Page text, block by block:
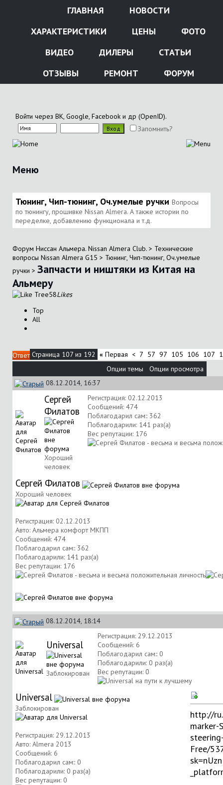
ГЛАВНАЯ
НОВОСТИ
ХАРАКТЕРИСТИКИ
ЦЕНЫ
ФОТО
ВИДЕО
ДИЛЕРЫ
СТАТЬИ
ОТЗЫВЫ
РЕМОНТ ФОРУМ
Войти через ВК, Google, Facebook и др (OpenID).
Запомнить?
Меню
Тюнинг, Чип-тюнинг, Оч.умелые ручки Вопросы
по тюнингу, прошивке Nissan Almera. А также истории по
переделке, добавлению функционала и т.д.
Форум Ниссан Альмера. Nissan Almera Club. > Технические
вопросы Nissan Almera G15 > Тюнинг, Чип-тюнинг, Оч.умелые
ручки > Запчасти и ништяки из Китая на
Альмеру
58Likes
Top
All
Ответ Страница 107 из 192 « Первая < 7 57 97 105 106 107
Опции темы
Опции просмотра
08.12.2014, 16:37
Сергей
Филатов
Хороший
человек
Регистрация: 02.12.2013
Сообщений: 474
Поблагодарил сам:: 362
Поблагодарили: 141 раз(а)
Вес репутации: 176
Сергей Филатов
Хороший человек
Регистрация: 02.12.2013
Авто: Альмера комфорт МКПП
Сообщений: 474
Поблагодарил сам:: 362
Поблагодарили: 141 раз(а)
Вес репутации: 176
08.12.2014, 18:14
Universal
Заблокирован
Регистрация: 29.12.2013
Сообщений: 6
Поблагодарил сам:: 0
Поблагодарили: 0 раз(а)
Вес репутации: 0
Universal
Заблокирован
Регистрация: 29.12.2013
Авто: Almera 2013
Сообщений: 6
Поблагодарил сам:: 0
Поблагодарили: 0 раз(а)
Вес репутации: 0
http://
Free/